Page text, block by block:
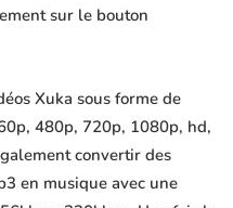
sur le bouton
Xuka sous forme de
480p, 720p, 1080p, hd,
convertir des
en musique avec une